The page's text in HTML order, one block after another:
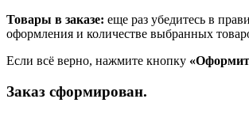
Товары в заказе: еще раз убедитесь в
оформления и количестве выбранных
Если всё верно, нажмите кнопку
Заказ сформирован.